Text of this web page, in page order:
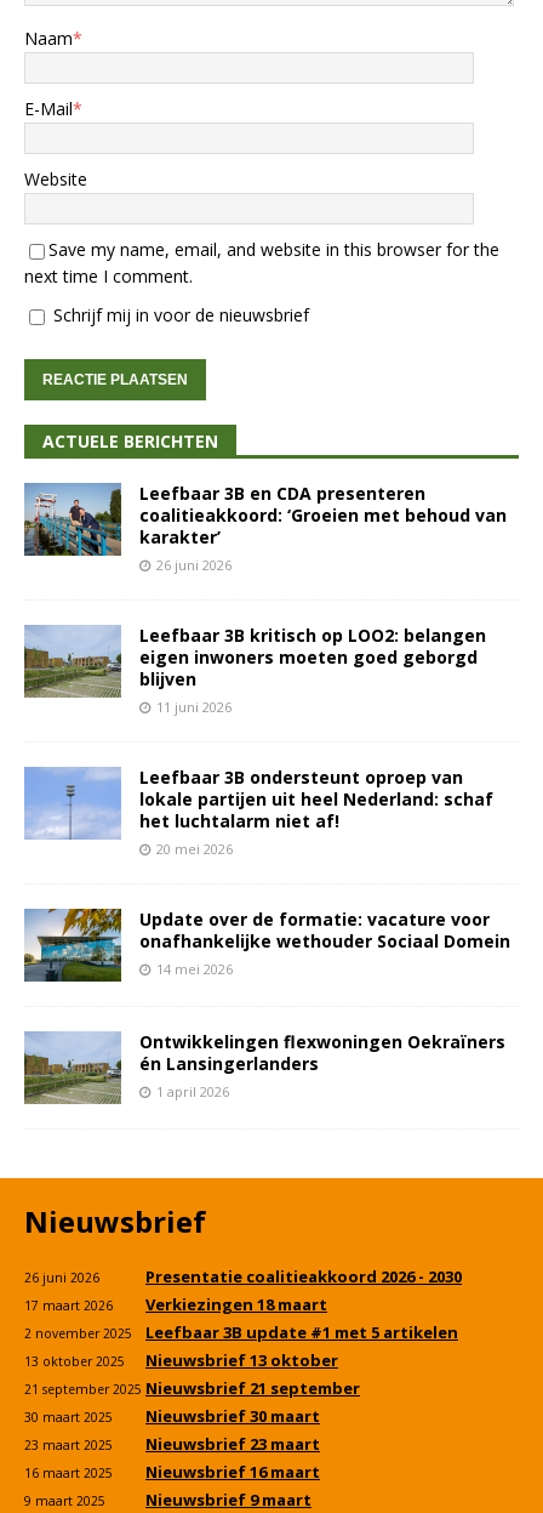
Naam*
E-Mail*
Website
Save my name, email, and website in this browser for the
next time I comment.
Schrijf mij in voor de nieuwsbrief
ACTUELE BERICHTEN
Leefbaar 3B en CDA presenteren
coalitieakkoord: ‘Groeien met behoud van
karakter’
26 juni 2026
Leefbaar 3B kritisch op LOO2: belangen
eigen inwoners moeten goed geborgd
blijven
11 juni 2026
Leefbaar 3B ondersteunt oproep van
lokale partijen uit heel Nederland: schaf
het luchtalarm niet af!
20 mei 2026
Update over de formatie: vacature voor
onafhankelijke wethouder Sociaal Domein
14 mei 2026
Ontwikkelingen flexwoningen Oekraïners
én Lansingerlanders
1 april 2026
Nieuwsbrief
26 juni 2026 Presentatie coalitieakkoord 2026 - 2030
17 maart 2026 Verkiezingen 18 maart
2 november 2025 Leefbaar 3B update #1 met 5 artikelen
13 oktober 2025 Nieuwsbrief 13 oktober
21 september 2025 Nieuwsbrief 21 september
30 maart 2025 Nieuwsbrief 30 maart
23 maart 2025 Nieuwsbrief 23 maart
16 maart 2025 Nieuwsbrief 16 maart
9 maart 2025 Nieuwsbrief 9 maart